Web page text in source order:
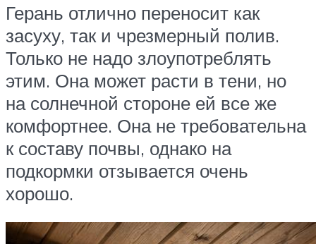
Герань отлично переносит как
засуху, так и чрезмерный полив.
Только не надо злоупотреблять
этим. Она может расти в тени, но
на солнечной стороне ей все же
комфортнее. Она не требовательна
к составу почвы, однако на
подкормки отзывается очень
хорошо.